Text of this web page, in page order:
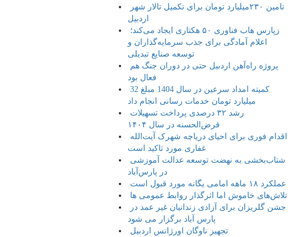
اردبیل
اعلام آمادگی برای جذب سرمایه‌گذاران و
توسعه صنایع تبدیلی
فعال بود
کمیته امداد سرعین در سال 1404 مبلغ 32
میلیارد تومان خدمات رسانی انجام داد
قرض‌الحسنه در سال ۱۴۰۴
غفاری مورد تاکید است
در پارس‌آباد
عملکرد ۱۸ ماهه امامی یگانه مورد قبول است
تلاش‌های خاموش اما اثرگذار روابط عمومی ها
پارس آباد برگزار می شود
تجهیز ناوگان اورژانس اردبیل